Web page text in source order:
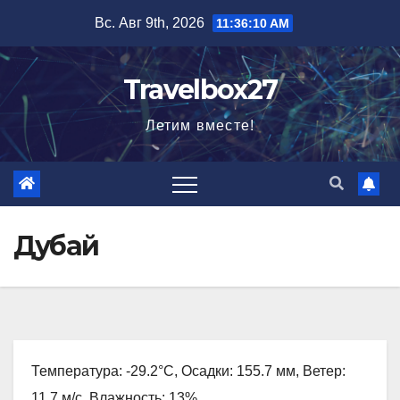
содержимому
Вс. Авг 9th, 2026 11:36:11 AM
Travelbox27
Летим вместе!
Дубай
Температура: -29.2°C, Осадки: 155.7 мм, Ветер: